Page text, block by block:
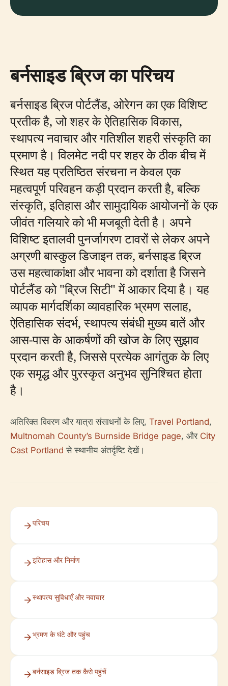
बर्नसाइड ब्रिज का परिचय
बर्नसाइड ब्रिज पोर्टलैंड, ओरेगन का एक विशिष्ट
प्रतीक है, जो शहर के ऐतिहासिक विकास,
स्थापत्य नवाचार और गतिशील शहरी संस्कृति का
प्रमाण है। विलमेट नदी पर शहर के ठीक बीच में
स्थित यह प्रतिष्ठित संरचना न केवल एक
महत्वपूर्ण परिवहन कड़ी प्रदान करती है, बल्कि
संस्कृति, इतिहास और सामुदायिक आयोजनों के एक
जीवंत गलियारे को भी मजबूती देती है। अपने
विशिष्ट इतालवी पुनर्जागरण टावरों से लेकर अपने
अग्रणी बास्कुल डिजाइन तक, बर्नसाइड ब्रिज
उस महत्वाकांक्षा और भावना को दर्शाता है जिसने
पोर्टलैंड को "ब्रिज सिटी" में आकार दिया है। यह
व्यापक मार्गदर्शिका व्यावहारिक भ्रमण सलाह,
ऐतिहासिक संदर्भ, स्थापत्य संबंधी मुख्य बातें और
आस-पास के आकर्षणों की खोज के लिए सुझाव
प्रदान करती है, जिससे प्रत्येक आगंतुक के लिए
एक समृद्ध और पुरस्कृत अनुभव सुनिश्चित होता
है।
अतिरिक्त विवरण और यात्रा संसाधनों के लिए, Travel Portland,
Multnomah County’s Burnside Bridge page, और City
Cast Portland से स्थानीय अंतर्दृष्टि देखें।
परिचय
इतिहास और निर्माण
स्थापत्य सुविधाएँ और नवाचार
भ्रमण के घंटे और पहुंच
बर्नसाइड ब्रिज तक कैसे पहुंचें